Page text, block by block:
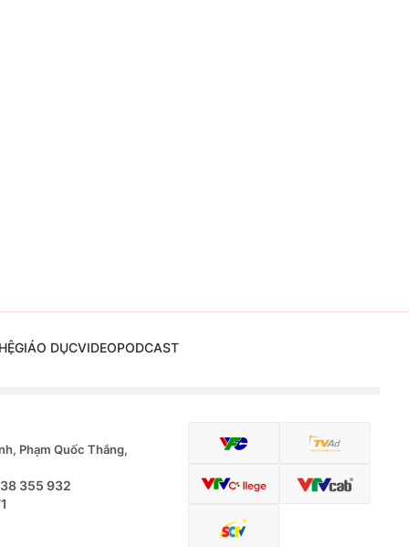
GIÁO DỤCVIDEOPODCAST
Phạm Quốc Thắng,
355 932